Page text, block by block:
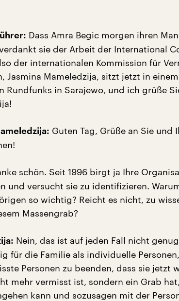
Dass Amra Begic morgen ihren
sie der Arbeit der International
der internationalen Kommission für
Jasmina Mameledzija, sitzt jetzt in
Rundfunks in Sarajewo, und ich grüße
Guten Tag, Grüße an Sie und
schön. Seit 1996 birgt ja Ihre
und versucht sie zu identifizieren.
so wichtig? Reicht es nicht, zu
Massengrab?
Nein, das ist auf jeden Fall nicht
für die Familie als individuelle
Personen zu beenden, dass sie jetzt
mehr vermisst ist, sondern ein Grab
kann und sozusagen mit der